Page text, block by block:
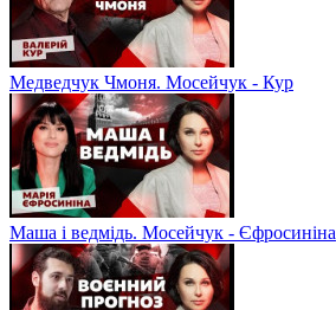
Медведчук Чмоня. Мосейчук - Кур
Маша і ведмідь. Мосейчук - Єфросиніна